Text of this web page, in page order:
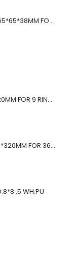
BERNS Geschenkbox GO-WH 65*65*38MM FOR SMALL SETS
BERNS ACR.RING HOLDER 180*120MM FOR 9 RINGS
BERNS ACR.OHRRINGE DISP. 130*320MM FOR 36 PAIRS
,5 WH.PU